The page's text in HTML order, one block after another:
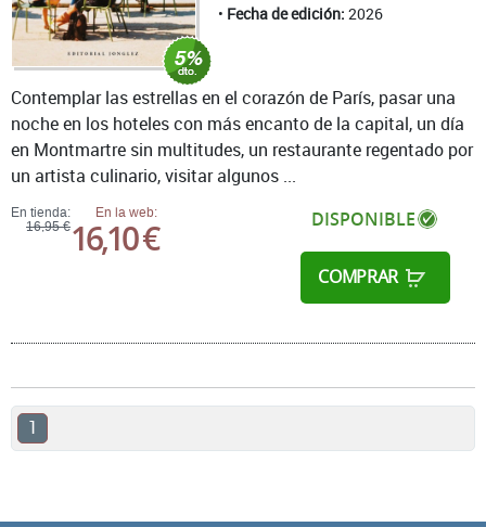
Fecha de edición: 2026
En tienda:
16,95 €
En la web:
16,10 € DISPONIBLE
COMPRAR
Contemplar las estrellas en el corazón de París, pasar una
noche en los hoteles con más encanto de la capital, un día
en Montmartre sin multitudes, un restaurante regentado por
un artista culinario, visitar algunos ...
1